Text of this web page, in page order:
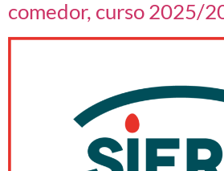
comedor, curso 2025/